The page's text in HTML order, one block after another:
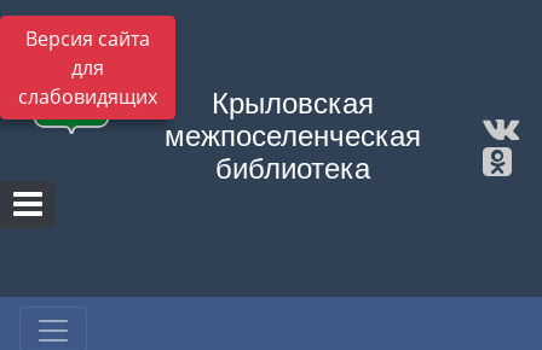
Версия сайта
для
слабовидящих
Крыловская
межпоселенческая
библиотека